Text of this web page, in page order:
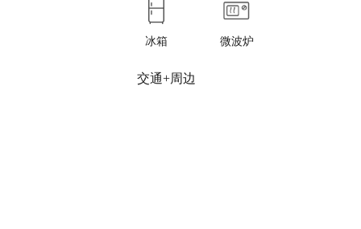
冰箱 微波炉
交通+周边